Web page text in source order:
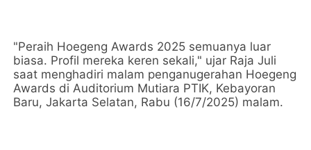
"Peraih Hoegeng Awards 2025 semuanya luar
biasa. Profil mereka keren sekali," ujar Raja Juli
saat menghadiri malam penganugerahan Hoegeng
Awards di Auditorium Mutiara PTIK, Kebayoran
Baru, Jakarta Selatan, Rabu (16/7/2025) malam.